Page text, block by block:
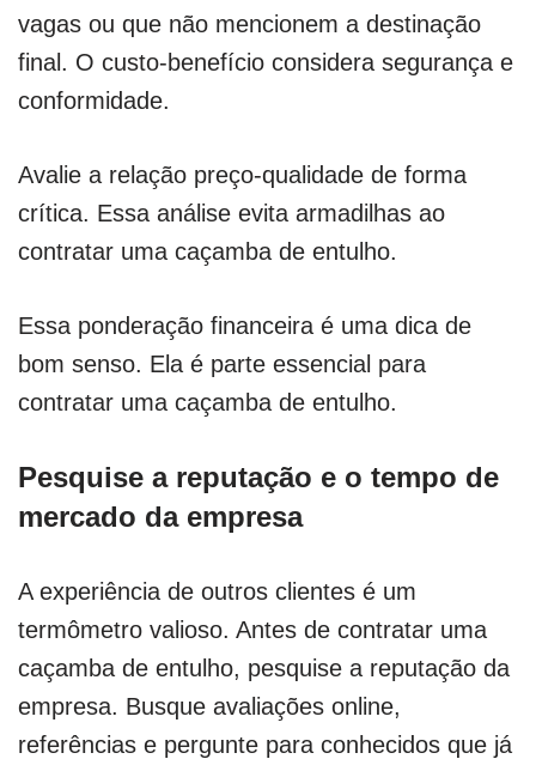
vagas ou que não mencionem a destinação
final. O custo-benefício considera segurança e
conformidade.
Avalie a relação preço-qualidade de forma
crítica. Essa análise evita armadilhas ao
contratar uma caçamba de entulho.
Essa ponderação financeira é uma dica de
bom senso. Ela é parte essencial para
contratar uma caçamba de entulho.
Pesquise a reputação e o tempo de
mercado da empresa
A experiência de outros clientes é um
termômetro valioso. Antes de contratar uma
caçamba de entulho, pesquise a reputação da
empresa. Busque avaliações online,
referências e pergunte para conhecidos que já